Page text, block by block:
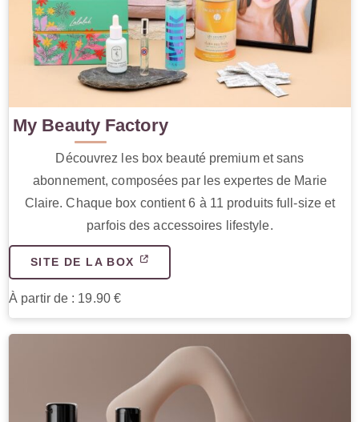
My Beauty Factory
Découvrez les box beauté premium et sans
abonnement, composées par les expertes de Marie
Claire. Chaque box contient 6 à 11 produits full-size et
parfois des accessoires lifestyle.
SITE DE LA BOX
À partir de : 19.90 €